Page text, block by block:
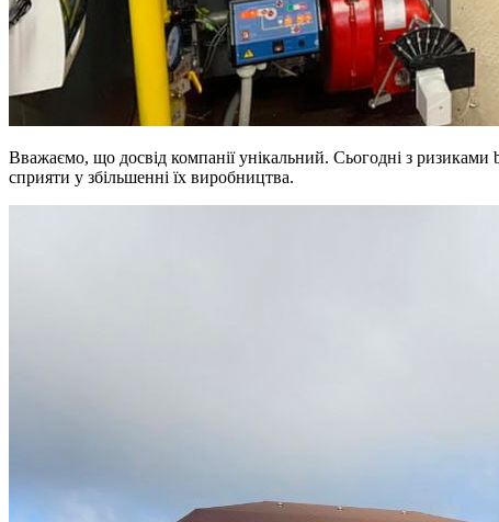
Вважаємо, що досвід компанії унікальний. Сьогодні з ризиками
сприяти у збільшенні їх виробництва.